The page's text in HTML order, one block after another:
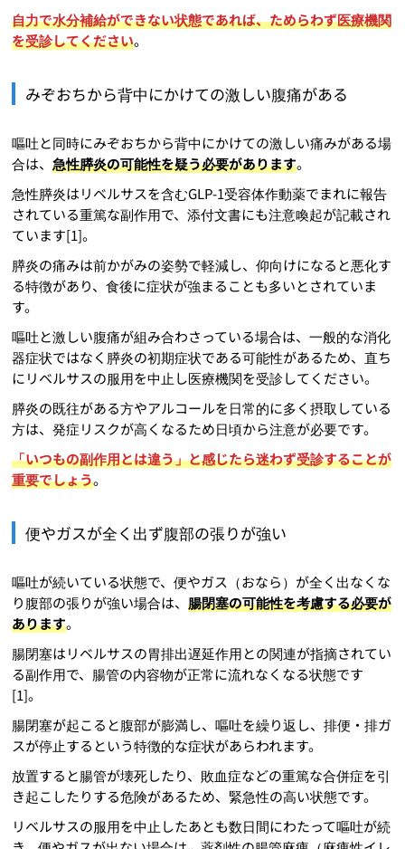
自力で水分補給ができない状態であれば、ためらわず医療機関
を受診してください。
みぞおちから背中にかけての激しい腹痛がある
嘔吐と同時にみぞおちから背中にかけての激しい痛みがある場
合は、急性膵炎の可能性を疑う必要があります。
急性膵炎はリベルサスを含むGLP-1受容体作動薬でまれに報告
されている重篤な副作用で、添付文書にも注意喚起が記載され
ています[1]。
膵炎の痛みは前かがみの姿勢で軽減し、仰向けになると悪化す
る特徴があり、食後に症状が強まることも多いとされていま
す。
嘔吐と激しい腹痛が組み合わさっている場合は、一般的な消化
器症状ではなく膵炎の初期症状である可能性があるため、直ち
にリベルサスの服用を中止し医療機関を受診してください。
膵炎の既往がある方やアルコールを日常的に多く摂取している
方は、発症リスクが高くなるため日頃から注意が必要です。
「いつもの副作用とは違う」と感じたら迷わず受診することが
重要でしょう。
便やガスが全く出ず腹部の張りが強い
嘔吐が続いている状態で、便やガス（おなら）が全く出なくな
り腹部の張りが強い場合は、腸閉塞の可能性を考慮する必要が
あります。
腸閉塞はリベルサスの胃排出遅延作用との関連が指摘されてい
る副作用で、腸管の内容物が正常に流れなくなる状態です
[1]。
腸閉塞が起こると腹部が膨満し、嘔吐を繰り返し、排便・排ガ
スが停止するという特徴的な症状があらわれます。
放置すると腸管が壊死したり、敗血症などの重篤な合併症を引
き起こしたりする危険があるため、緊急性の高い状態です。
リベルサスの服用を中止したあとも数日間にわたって嘔吐が続